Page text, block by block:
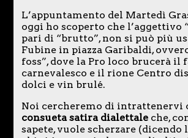
L’appuntamento del Martedì
oggi ho scoperto che l’aggettivo
pari di “brutto”, non si può più
Fubine in piazza Garibaldi,
foss”, dove la Pro loco brucerà il
carnevalesco e il rione Centro
dolci e vin brulé.
Noi cercheremo di intrattenervi
consueta satira dialettaleche,
sapete, vuole scherzare (dicendo